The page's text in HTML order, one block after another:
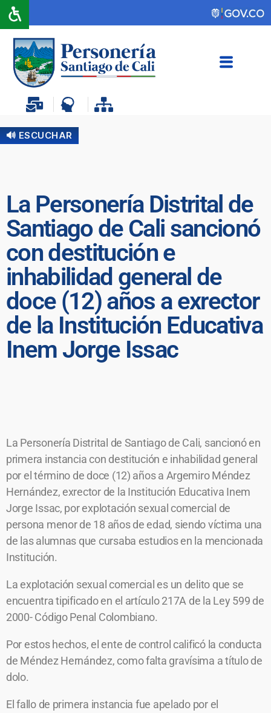
🔊 ESCUCHAR
La Personería Distrital de
Santiago de Cali sancionó
con destitución e
inhabilidad general de
doce (12) años a exrector
de la Institución Educativa
Inem Jorge Issac
La Personería Distrital de Santiago de Cali, sancionó en
primera instancia con destitución e inhabilidad general
por el término de doce (12) años a Argemiro Méndez
Hernández, exrector de la Institución Educativa Inem
Jorge Issac, por explotación sexual comercial de
persona menor de 18 años de edad, siendo víctima una
de las alumnas que cursaba estudios en la mencionada
Institución.
La explotación sexual comercial es un delito que se
encuentra tipificado en el artículo 217A de la Ley 599 de
2000- Código Penal Colombiano.
Por estos hechos, el ente de control calificó la conducta
de Méndez Hernández, como falta gravísima a título de
dolo.
El fallo de primera instancia fue apelado por el